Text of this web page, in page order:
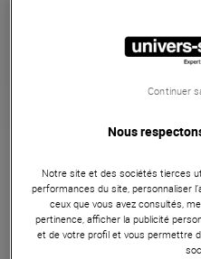
/ mois
Enceinte
La JBL CBT 100LA-1 Black
passive destinée au marché
Nous
Notre site et des sociétés tierces
performances du site, personnaliser
ceux que vous avez consultés,
pertinence, afficher la publicité
et de votre profil et vous permettre
Continuer